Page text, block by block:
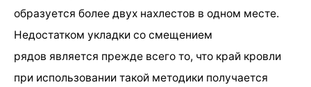
образуется более двух нахлестов в одном месте.
Недостатком укладки со смещением
рядов является прежде всего то, что край кровли
при использовании такой методики получается